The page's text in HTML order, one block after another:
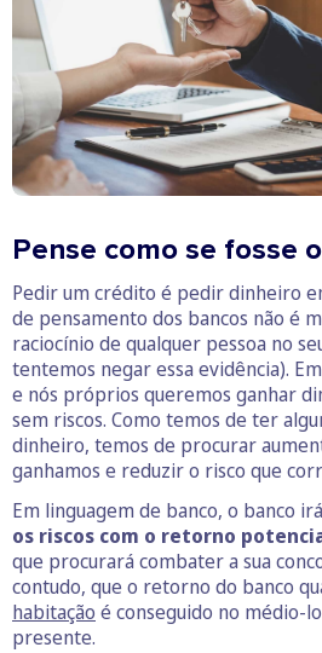
Pense como se fosse
Pedir um crédito é pedir dinheiro
de pensamento dos bancos não é
raciocínio de qualquer pessoa no
tentemos negar essa evidência).
e nós próprios queremos ganhar
sem riscos. Como temos de ter
dinheiro, temos de procurar
ganhamos e reduzir o risco que
Em linguagem de banco, o banco
os riscos com o retorno
que procurará combater a sua
contudo, que o retorno do banco
habitação é conseguido no médio-
presente.